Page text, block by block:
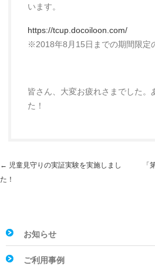
います。
https://tcup.docoiloon.com/
※2018年8月15日までの期間限定
皆さん、大変お疲れさまでした。
た！
投
稿
ー
ョ
← 児童見守りの実証実験を実施しまし
た！
「
お知らせ
ご利用事例